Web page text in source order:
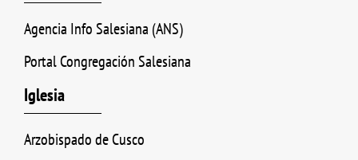
Agencia Info Salesiana (ANS)
Portal Congregación Salesiana
Iglesia
Arzobispado de Cusco